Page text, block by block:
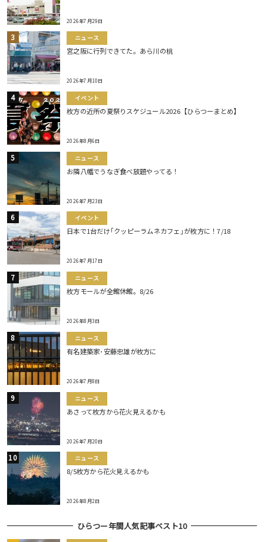
2026年7月29日
ニュース
宮之阪に行列できてた。あら川の桃
2026年7月10日
イベント
枚方の近所の夏祭りスケジュール2026【ひらつーまとめ】
2026年8月6日
ニュース
お隣八幡でうなぎ食べ放題やってる！
2026年7月23日
イベント
日本で1台だけ｢クッピーラムネカフェ｣が枚方に！7/18
2026年7月17日
ニュース
枚方モールが全館休館。8/26
2026年8月3日
ニュース
有名建築家･安藤忠雄が枚方に
2026年7月8日
ニュース
あさって枚方から花火見えるかも
2026年7月20日
ニュース
8/5枚方から花火見えるかも
2026年8月2日
ひらつー年間人気記事ベスト10